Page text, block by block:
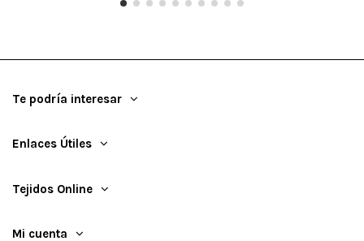
Te podría interesar
Enlaces Útiles
Tejidos Online
Mi cuenta